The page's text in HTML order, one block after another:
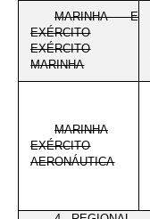
MARINHA E
EXÉRCITO
EXÉRCITO
MARINHA
MARINHA
EXÉRCITO
AERONÁUTICA